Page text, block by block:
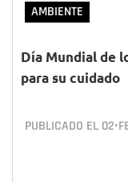
AMBIENTE
Día Mundial de
para su cuidado
PUBLICADO EL